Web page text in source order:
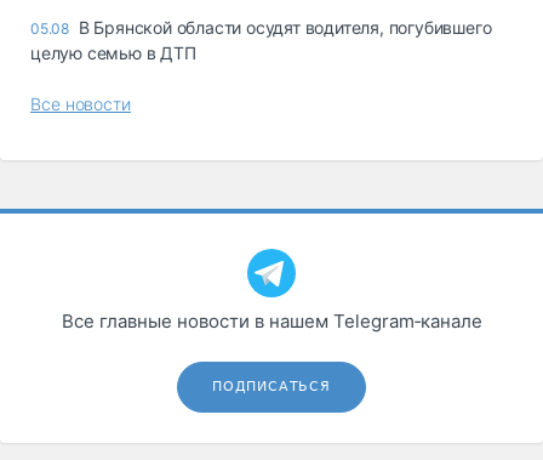
05.08 В Брянской области осудят водителя, погубившего
целую семью в ДТП
Все новости
Все главные новости в нашем Telegram‑канале
ПОДПИСАТЬСЯ